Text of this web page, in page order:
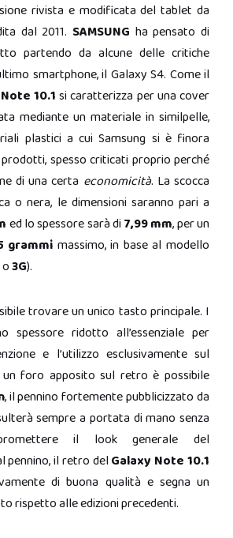
rivista e modificata del tablet da
dal 2011. SAMSUNG ha pensato di
partendo da alcune delle critiche
smartphone, il Galaxy S4. Come il
10.1si caratterizza per una cover
mediante un materiale in similpelle,
plastici a cui Samsung si è finora
spesso criticati proprio perché
di una certa economicità. La scocca
o nera, le dimensioni saranno pari a
ed lo spessore sarà di7,99 mm, per un
grammi massimo, in base al modello
o3G).
trovare un unico tasto principale. I
spessore ridotto all’essenziale per
e l’utilizzo esclusivamente sul
un foro apposito sul retro è possibile
, il pennino fortemente pubblicizzato da
sempre a portata di mano senza
il look generale del
pennino, il retro del Galaxy Note 10.1
di buona qualità e segna un
rispetto alle edizioni precedenti.